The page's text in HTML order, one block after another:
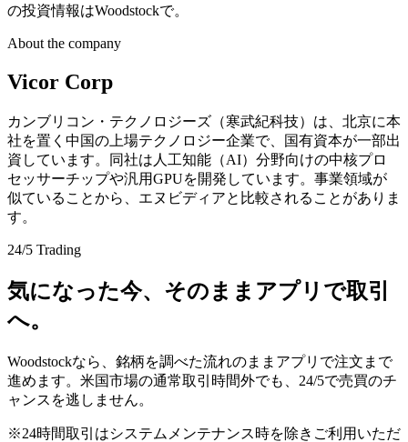
の投資情報はWoodstockで。
About the company
Vicor Corp
カンブリコン・テクノロジーズ（寒武紀科技）は、北京に本
社を置く中国の上場テクノロジー企業で、国有資本が一部出
資しています。同社は人工知能（AI）分野向けの中核プロ
セッサーチップや汎用GPUを開発しています。事業領域が
似ていることから、エヌビディアと比較されることがありま
す。
24/5 Trading
気になった今、そのままアプリで取引
へ。
Woodstockなら、銘柄を調べた流れのままアプリで注文まで
進めます。米国市場の通常取引時間外でも、24/5で売買のチ
ャンスを逃しません。
※24時間取引はシステムメンテナンス時を除きご利用いただ